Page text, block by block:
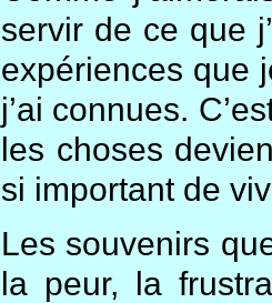
servir de ce que
expériences que
j’ai connues.
les choses
si important de
Les souvenirs
la peur, la